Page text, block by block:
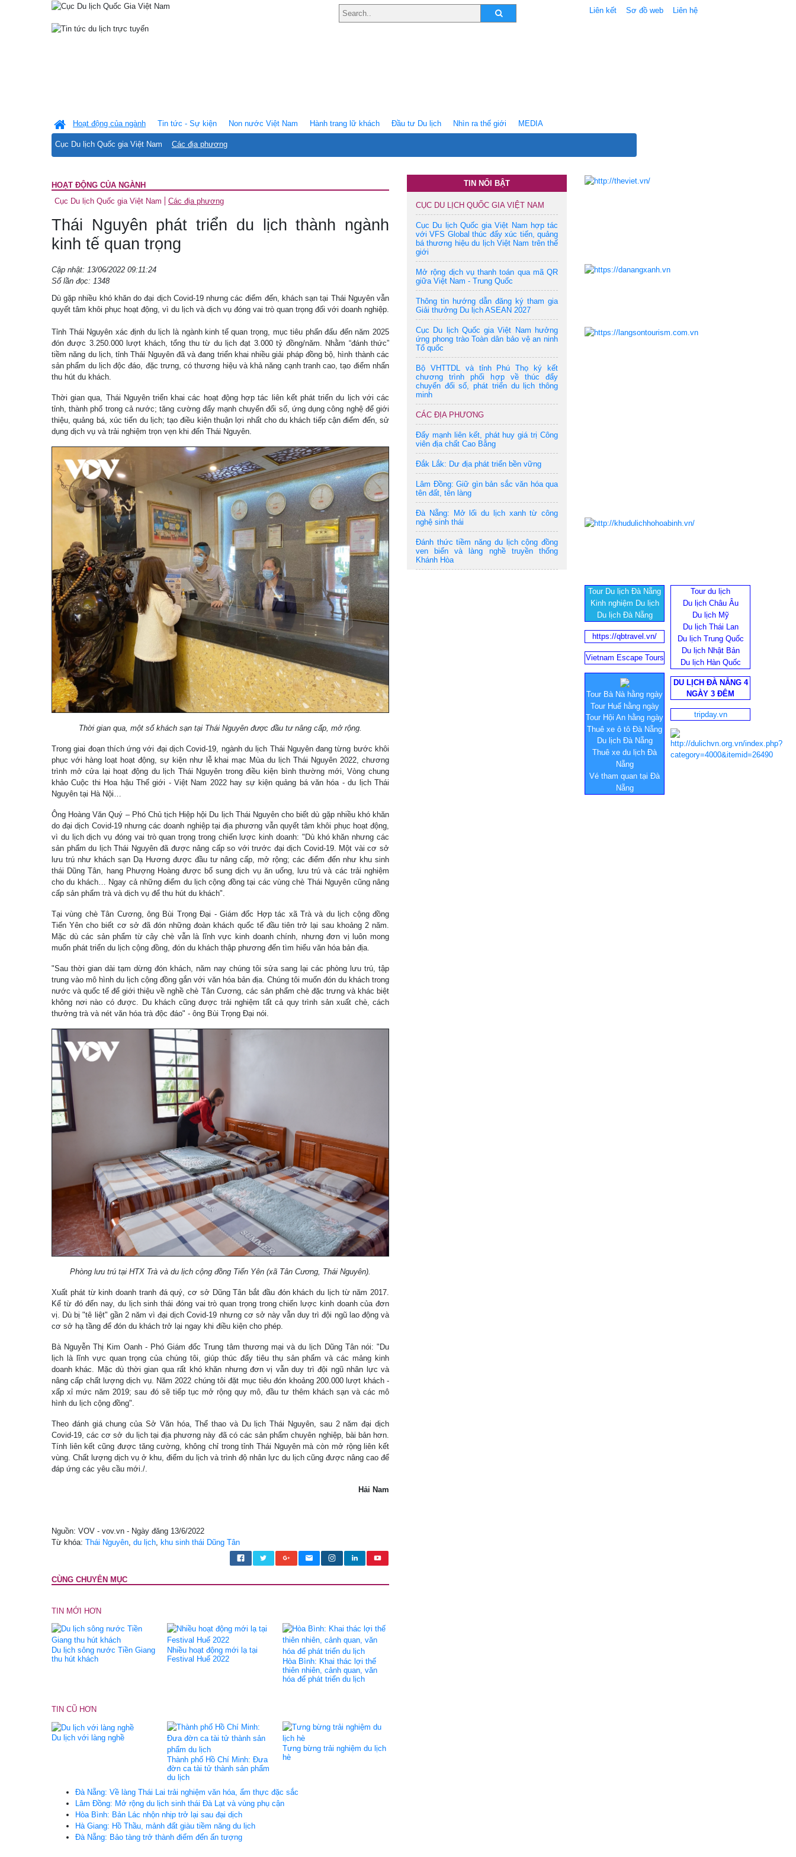
Liên kết Sơ đồ web Liên hệ
Hoạt động của ngành
Cục Du lịch Quốc gia Việt Nam Các địa phương
Tin tức - Sự kiện Non nước Việt Nam Hành trang lữ khách Ðầu tư Du lịch Nhìn ra thế giới MEDIA
HOẠT ĐỘNG CỦA NGÀNH
Cục Du lịch Quốc gia Việt Nam
Các địa phương
Thái Nguyên phát triển du lịch thành ngành
kinh tế quan trọng
Cập nhật: 13/06/2022 09:11:24
Số lần đọc: 1348
Dù gặp nhiều khó khăn do đại dịch Covid-19 nhưng các điểm đến, khách sạn tại Thái Nguyên vẫn
quyết tâm khôi phục hoạt động, vì du lịch và dịch vụ đóng vai trò quan trọng đối với doanh nghiệp.
Tỉnh Thái Nguyên xác định du lịch là ngành kinh tế quan trọng, mục tiêu phấn đấu đến năm 2025
đón được 3.250.000 lượt khách, tổng thu từ du lịch đạt 3.000 tỷ đồng/năm. Nhằm “đánh thức”
tiềm năng du lịch, tỉnh Thái Nguyên đã và đang triển khai nhiều giải pháp đồng bộ, hình thành các
sản phẩm du lịch độc đáo, đặc trưng, có thương hiệu và khả năng cạnh tranh cao, tạo điểm nhấn
thu hút du khách.
Thời gian qua, Thái Nguyên triển khai các hoạt động hợp tác liên kết phát triển du lịch với các
tỉnh, thành phố trong cả nước; tăng cường đẩy mạnh chuyển đổi số, ứng dụng công nghệ để giới
thiệu, quảng bá, xúc tiến du lịch; tạo điều kiện thuận lợi nhất cho du khách tiếp cận điểm đến, sử
dụng dịch vụ và trải nghiệm trọn vẹn khi đến Thái Nguyên.
Thời gian qua, một số khách sạn tại Thái Nguyên được đầu tư nâng cấp, mở rộng.
Trong giai đoạn thích ứng với đại dịch Covid-19, ngành du lịch Thái Nguyên đang từng bước khôi
phục với hàng loạt hoạt động, sự kiện như lễ khai mạc Mùa du lịch Thái Nguyên 2022, chương
trình mở cửa lại hoạt động du lịch Thái Nguyên trong điều kiện bình thường mới, Vòng chung
khảo Cuộc thi Hoa hậu Thế giới - Việt Nam 2022 hay sự kiện quảng bá văn hóa - du lịch Thái
Nguyên tại Hà Nội…
Ông Hoàng Văn Quý – Phó Chủ tịch Hiệp hội Du lịch Thái Nguyên cho biết dù gặp nhiều khó khăn
do đại dịch Covid-19 nhưng các doanh nghiệp tại địa phương vẫn quyết tâm khôi phục hoạt động,
vì du lịch dịch vụ đóng vai trò quan trọng trong chiến lược kinh doanh: "Dù khó khăn nhưng các
sản phẩm du lịch Thái Nguyên đã được nâng cấp so với trước đại dịch Covid-19. Một vài cơ sở
lưu trú như khách sạn Dạ Hương được đầu tư nâng cấp, mở rộng; các điểm đến như khu sinh
thái Dũng Tân, hang Phượng Hoàng được bổ sung dịch vụ ăn uống, lưu trú và các trải nghiệm
cho du khách… Ngay cả những điểm du lịch cộng đồng tại các vùng chè Thái Nguyên cũng nâng
cấp sản phẩm trà và dịch vụ để thu hút du khách".
Tại vùng chè Tân Cương, ông Bùi Trọng Đại - Giám đốc Hợp tác xã Trà và du lịch cộng đồng
Tiến Yên cho biết cơ sở đã đón những đoàn khách quốc tế đầu tiên trở lại sau khoảng 2 năm.
Mặc dù các sản phẩm từ cây chè vẫn là lĩnh vực kinh doanh chính, nhưng đơn vị luôn mong
muốn phát triển du lịch cộng đồng, đón du khách thập phương đến tìm hiểu văn hóa bản địa.
"Sau thời gian dài tạm dừng đón khách, năm nay chúng tôi sửa sang lại các phòng lưu trú, tập
trung vào mô hình du lịch cộng đồng gắn với văn hóa bản địa. Chúng tôi muốn đón du khách trong
nước và quốc tế để giới thiệu về nghề chè Tân Cương, các sản phẩm chè đặc trưng và khác biệt
không nơi nào có được. Du khách cũng được trải nghiệm tất cả quy trình sản xuất chè, cách
thưởng trà và nét văn hóa trà độc đáo" - ông Bùi Trọng Đại nói.
Phòng lưu trú tại HTX Trà và du lịch cộng đồng Tiến Yên (xã Tân Cương, Thái Nguyên).
Xuất phát từ kinh doanh tranh đá quý, cơ sở Dũng Tân bắt đầu đón khách du lịch từ năm 2017.
Kể từ đó đến nay, du lịch sinh thái đóng vai trò quan trọng trong chiến lược kinh doanh của đơn
vị. Dù bị "tê liệt" gần 2 năm vì đại dịch Covid-19 nhưng cơ sở này vẫn duy trì đội ngũ lao động và
cơ sở hạ tầng để đón du khách trở lại ngay khi điều kiện cho phép.
Bà Nguyễn Thị Kim Oanh - Phó Giám đốc Trung tâm thương mại và du lịch Dũng Tân nói: "Du
lịch là lĩnh vực quan trọng của chúng tôi, giúp thúc đẩy tiêu thụ sản phẩm và các mảng kinh
doanh khác. Mặc dù thời gian qua rất khó khăn nhưng đơn vị vẫn duy trì đội ngũ nhân lực và
nâng cấp chất lượng dịch vụ. Năm 2022 chúng tôi đặt mục tiêu đón khoảng 200.000 lượt khách -
xấp xỉ mức năm 2019; sau đó sẽ tiếp tục mở rộng quy mô, đầu tư thêm khách sạn và các mô
hình du lịch cộng đồng".
Theo đánh giá chung của Sở Văn hóa, Thể thao và Du lịch Thái Nguyên, sau 2 năm đại dịch
Covid-19, các cơ sở du lịch tại địa phương này đã có các sản phẩm chuyên nghiệp, bài bản hơn.
Tính liên kết cũng được tăng cường, không chỉ trong tỉnh Thái Nguyên mà còn mở rộng liên kết
vùng. Chất lượng dịch vụ ở khu, điểm du lịch và trình độ nhân lực du lịch cũng được nâng cao để
đáp ứng các yêu cầu mới./.
Hải Nam
Nguồn: VOV - vov.vn - Ngày đăng 13/6/2022
Từ khóa: Thái Nguyên, du lịch, khu sinh thái Dũng Tân
CÙNG CHUYÊN MỤC
TIN MỚI HƠN
Du lịch sông nước Tiền Giang
thu hút khách
Nhiều hoạt động mới lạ tại
Festival Huế 2022
Hòa Bình: Khai thác lợi thế
thiên nhiên, cảnh quan, văn
hóa để phát triển du lịch
TIN CŨ HƠN
Du lịch với làng nghề
Thành phố Hồ Chí Minh: Đưa
đờn ca tài tử thành sản phẩm
du lịch
Tưng bừng trải nghiệm du lịch
hè
Đà Nẵng: Về làng Thái Lai trải nghiệm văn hóa, ẩm thực đặc sắc
Lâm Đồng: Mở rộng du lịch sinh thái Đà Lạt và vùng phụ cận
Hòa Bình: Bản Lác nhộn nhịp trở lại sau đại dịch
Hà Giang: Hồ Thầu, mảnh đất giàu tiềm năng du lịch
Đà Nẵng: Bảo tàng trở thành điểm đến ấn tượng
TIN NỔI BẬT
CỤC DU LỊCH QUỐC GIA VIỆT NAM
Cục Du lịch Quốc gia Việt Nam hợp tác
với VFS Global thúc đẩy xúc tiến, quảng
bá thương hiệu du lịch Việt Nam trên thế
giới
Mở rộng dịch vụ thanh toán qua mã QR
giữa Việt Nam - Trung Quốc
Thông tin hướng dẫn đăng ký tham gia
Giải thưởng Du lịch ASEAN 2027
Cục Du lịch Quốc gia Việt Nam hưởng
ứng phong trào Toàn dân bảo vệ an ninh
Tổ quốc
Bộ VHTTDL và tỉnh Phú Thọ ký kết
chương trình phối hợp về thúc đẩy
chuyển đổi số, phát triển du lịch thông
minh
CÁC ĐỊA PHƯƠNG
Đẩy mạnh liên kết, phát huy giá trị Công
viên địa chất Cao Bằng
Đắk Lắk: Dư địa phát triển bền vững
Lâm Đồng: Giữ gìn bản sắc văn hóa qua
tên đất, tên làng
Đà Nẵng: Mở lối du lịch xanh từ công
nghệ sinh thái
Đánh thức tiềm năng du lịch cộng đồng
ven biển và làng nghề truyền thống
Khánh Hòa
Tour Du lịch Đà Nẵng
Kinh nghiệm Du lịch
Du lịch Đà Nẵng
Tour du lịch
Du lịch Châu Âu
Du lịch Mỹ
Du lịch Thái Lan
Du lịch Trung Quốc
Du lịch Nhật Bản
Du lịch Hàn Quốc
https://qbtravel.vn/
Vietnam Escape Tours
Tour Bà Nà hằng ngày
Tour Huế hằng ngày
Tour Hội An hằng ngày
Thuê xe ô tô Đà Nẵng
Du lịch Đà Nẵng
Thuê xe du lịch Đà
Nẵng
Vé tham quan tại Đà
Nẵng
DU LỊCH ĐÀ NẴNG 4
NGÀY 3 ĐÊM
tripday.vn